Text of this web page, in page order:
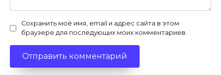
Сохранить моё имя, email и адрес сайта в этом
браузере для последующих моих комментариев.